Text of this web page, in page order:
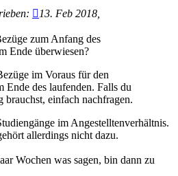
13. Feb 2018,
zum Anfang des
Ende überwiesen?
im Voraus für den
Ende des laufenden. Falls du
brauchst, einfach nachfragen.
im Angestelltenverhältnis.
allerdings nicht dazu.
Wochen was sagen, bin dann zu